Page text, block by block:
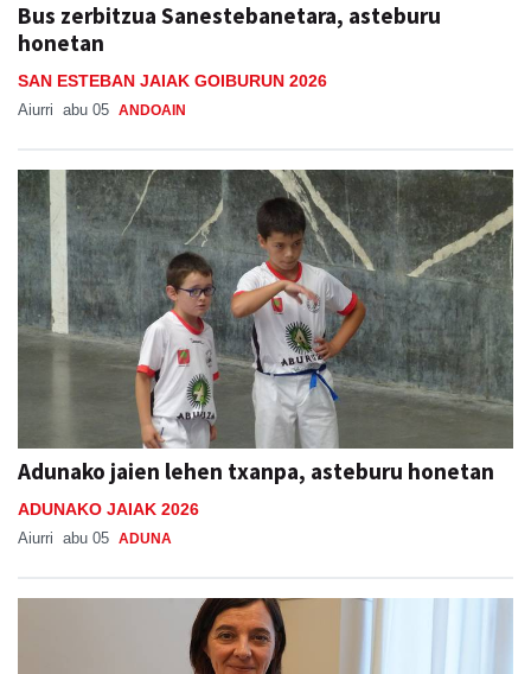
Bus zerbitzua Sanestebanetara, asteburu
honetan
SAN ESTEBAN JAIAK GOIBURUN 2026
Aiurri abu 05 ANDOAIN
Adunako jaien lehen txanpa, asteburu honetan
ADUNAKO JAIAK 2026
Aiurri abu 05 ADUNA